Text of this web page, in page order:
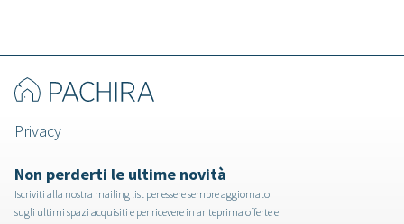
Privacy
Non perderti le ultime novità
Iscriviti alla nostra mailing list per essere sempre aggiornato
sugli ultimi spazi acquisiti e per ricevere in anteprima offerte e